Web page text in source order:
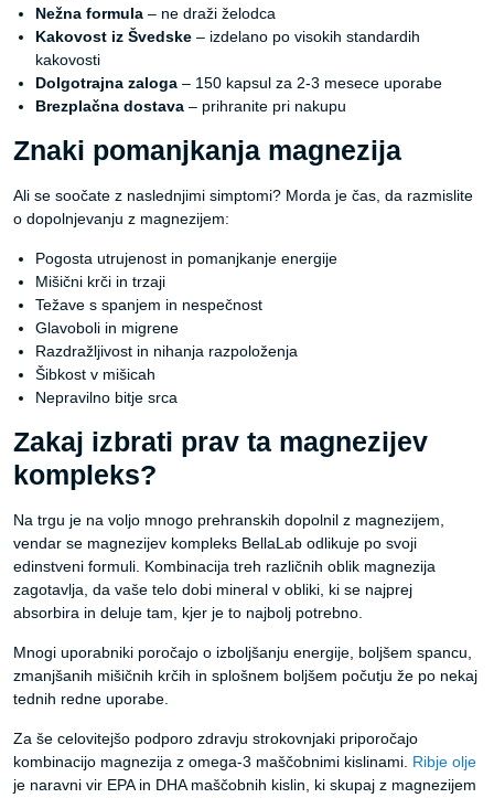
Nežna formula – ne draži želodca
Kakovost iz Švedske – izdelano po visokih standardih
kakovosti
Dolgotrajna zaloga – 150 kapsul za 2-3 mesece uporabe
Brezplačna dostava – prihranite pri nakupu
Znaki pomanjkanja magnezija
Ali se soočate z naslednjimi simptomi? Morda je čas, da razmislite
o dopolnjevanju z magnezijem:
Pogosta utrujenost in pomanjkanje energije
Mišični krči in trzaji
Težave s spanjem in nespečnost
Glavoboli in migrene
Razdražljivost in nihanja razpoloženja
Šibkost v mišicah
Nepravilno bitje srca
Zakaj izbrati prav ta magnezijev
kompleks?
Na trgu je na voljo mnogo prehranskih dopolnil z magnezijem,
vendar se magnezijev kompleks BellaLab odlikuje po svoji
edinstveni formuli. Kombinacija treh različnih oblik magnezija
zagotavlja, da vaše telo dobi mineral v obliki, ki se najprej
absorbira in deluje tam, kjer je to najbolj potrebno.
Mnogi uporabniki poročajo o izboljšanju energije, boljšem spancu,
zmanjšanih mišičnih krčih in splošnem boljšem počutju že po nekaj
tednih redne uporabe.
Za še celovitejšo podporo zdravju strokovnjaki priporočajo
kombinacijo magnezija z omega-3 maščobnimi kislinami. Ribje olje
je naravni vir EPA in DHA maščobnih kislin, ki skupaj z magnezijem